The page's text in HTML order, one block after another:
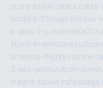
store-brawl-stars.rukts-
sindika-01.rusp-life.rux-
e-abis-1-c.rusindika01.ru
store-brawlstars.ru
antenna-highly.ru mine-
3-sex-porn.ruban-
viagra-tablet.ru